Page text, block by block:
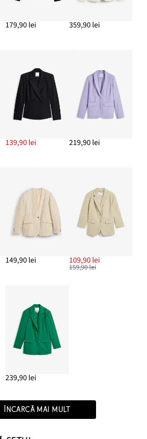
ADAUGĂ ÎN COȘ
179,90 lei 359,90 lei
139,90 lei 219,90 lei
149,90 lei 109,90 lei
159,90 lei
239,90 lei
ÎNCARCĂ MAI MULT